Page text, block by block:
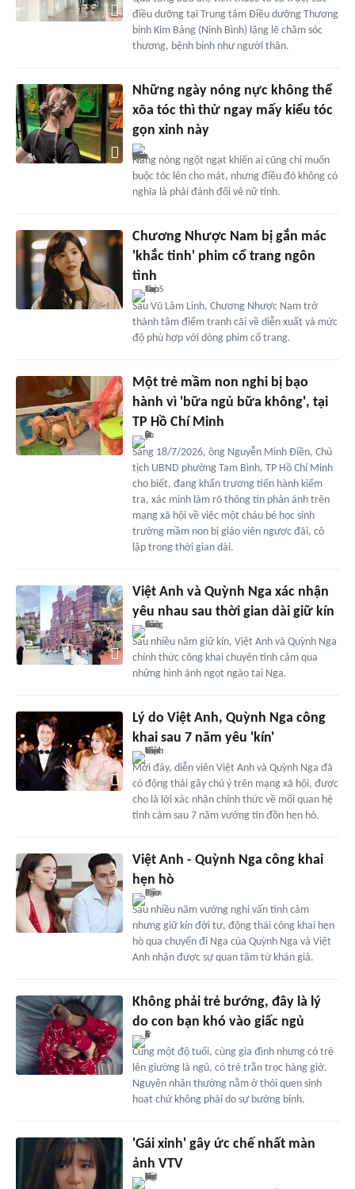
điều dưỡng tại Trung tâm Điều dưỡng Thương
binh Kim Bảng (Ninh Bình) lặng lẽ chăm sóc
thương, bệnh binh như người thân.
Những ngày nóng nực không thể
xõa tóc thì thử ngay mấy kiểu tóc
gọn xinh này
Nắng nóng ngột ngạt khiến ai cũng chỉ muốn
buộc tóc lên cho mát, nhưng điều đó không có
nghĩa là phải đánh đổi vẻ nữ tính.
Chương Nhược Nam bị gắn mác
'khắc tinh' phim cổ trang ngôn
tình
Sau Vũ Lâm Linh, Chương Nhược Nam trở
thành tâm điểm tranh cãi về diễn xuất và mức
độ phù hợp với dòng phim cổ trang.
Một trẻ mầm non nghi bị bạo
hành vì 'bữa ngủ bữa không', tại
TP Hồ Chí Minh
Sáng 18/7/2026, ông Nguyễn Minh Điền, Chủ
tịch UBND phường Tam Bình, TP Hồ Chí Minh
cho biết, đang khẩn trương tiến hành kiểm
tra, xác minh làm rõ thông tin phản ánh trên
mạng xã hội về việc một cháu bé học sinh
trường mầm non bị giáo viên ngược đãi, cô
lập trong thời gian dài.
Việt Anh và Quỳnh Nga xác nhận
yêu nhau sau thời gian dài giữ kín
Sau nhiều năm giữ kín, Việt Anh và Quỳnh Nga
chính thức công khai chuyện tình cảm qua
những hình ảnh ngọt ngào tại Nga.
Lý do Việt Anh, Quỳnh Nga công
khai sau 7 năm yêu 'kín'
Mới đây, diễn viên Việt Anh và Quỳnh Nga đã
có động thái gây chú ý trên mạng xã hội, được
cho là lời xác nhận chính thức về mối quan hệ
tình cảm sau 7 năm vướng tin đồn hẹn hò.
Việt Anh - Quỳnh Nga công khai
hẹn hò
Sau nhiều năm vướng nghi vấn tình cảm
nhưng giữ kín đời tư, động thái công khai hẹn
hò qua chuyến đi Nga của Quỳnh Nga và Việt
Anh nhận được sự quan tâm từ khán giả.
Không phải trẻ bướng, đây là lý
do con bạn khó vào giấc ngủ
Cùng một độ tuổi, cùng gia đình nhưng có trẻ
lên giường là ngủ, có trẻ trằn trọc hàng giờ.
Nguyên nhân thường nằm ở thói quen sinh
hoạt chứ không phải do sự bướng bỉnh.
'Gái xinh' gây ức chế nhất màn
ảnh VTV